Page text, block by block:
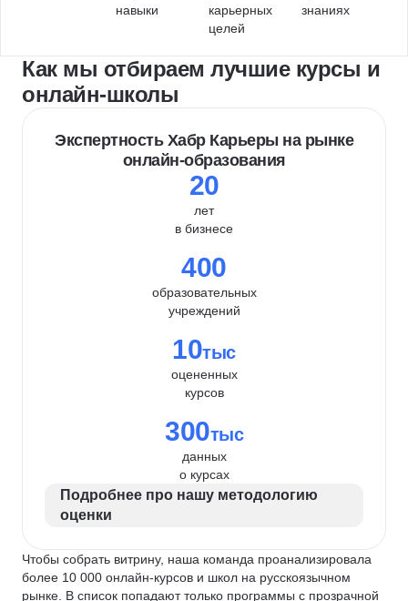
навыки
карьерных
целей
знаниях
Как мы отбираем лучшие курсы и
онлайн-школы
Экспертность Хабр Карьеры на рынке
онлайн-образования
20
лет
в бизнесе
400
образовательных
учреждений
10тыс
оцененных
курсов
300тыс
данных
о курсах
Подробнее про нашу методологию
оценки
Чтобы собрать витрину, наша команда проанализировала
более 10 000 онлайн-курсов и школ на русскоязычном
рынке. В список попадают только программы с прозрачной